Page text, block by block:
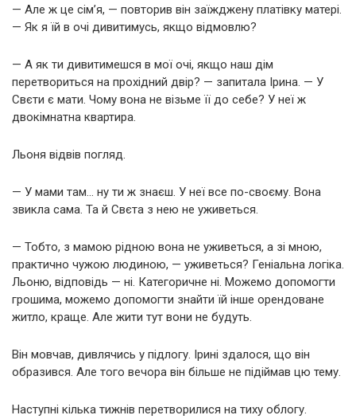
— Але ж це сім’я, — повторив він заїжджену платівку матері.
— Як я їй в очі дивитимусь, якщо відмовлю?
— А як ти дивитимешся в мої очі, якщо наш дім
перетвориться на прохідний двір? — запитала Ірина. — У
Свєти є мати. Чому вона не візьме її до себе? У неї ж
двокімнатна квартира.
Льоня відвів погляд.
— У мами там… ну ти ж знаєш. У неї все по-своєму. Вона
звикла сама. Та й Свєта з нею не уживеться.
— Тобто, з мамою рідною вона не уживеться, а зі мною,
практично чужою людиною, — уживеться? Геніальна логіка.
Льоню, відповідь — ні. Категоричне ні. Можемо допомогти
грошима, можемо допомогти знайти їй інше орендоване
житло, краще. Але жити тут вони не будуть.
Він мовчав, дивлячись у підлогу. Ірині здалося, що він
образився. Але того вечора він більше не підіймав цю тему.
Наступні кілька тижнів перетворилися на тиху облогу.